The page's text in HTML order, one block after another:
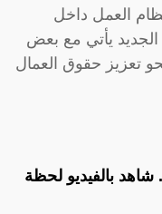
العمل داخل
الجديد يأتي مع بعض
تعزيز حقوق العمال
بالفيديو لحظة